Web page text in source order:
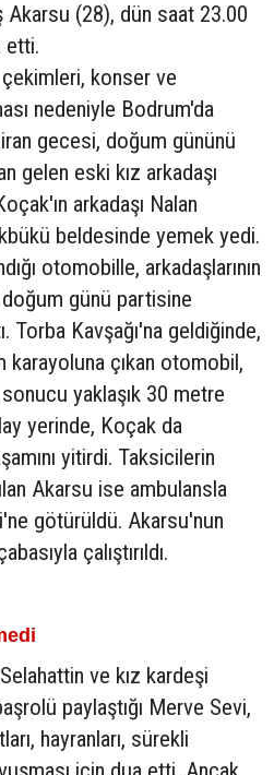
Akarsu (28), dün saat 23.00
etti.
konser ve
nedeniyle Bodrum'da
gecesi, doğum gününü
gelen eski kız arkadaşı
arkadaşı Nalan
beldesinde yemek yedi.
otomobille, arkadaşlarının
günü partisine
Torba Kavşağı'na geldiğinde,
çıkan otomobil,
yaklaşık 30 metre
yerinde, Koçak da
yitirdi. Taksicilerin
Akarsu ise ambulansla
götürüldü. Akarsu'nun
çalıştırıldı.
ve kız kardeşi
paylaştığı Merve Sevi,
hayranları, sürekli